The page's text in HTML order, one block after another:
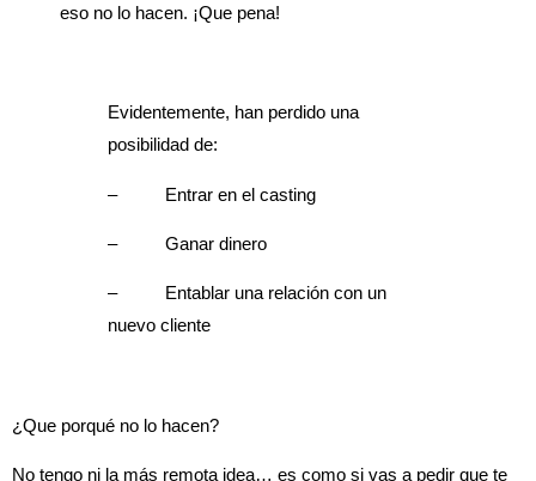
eso no lo hacen. ¡Que pena!
Evidentemente, han perdido una
posibilidad de:
– Entrar en el casting
– Ganar dinero
– Entablar una relación con un
nuevo cliente
¿Que porqué no lo hacen?
No tengo ni la más remota idea… es como si vas a pedir que te